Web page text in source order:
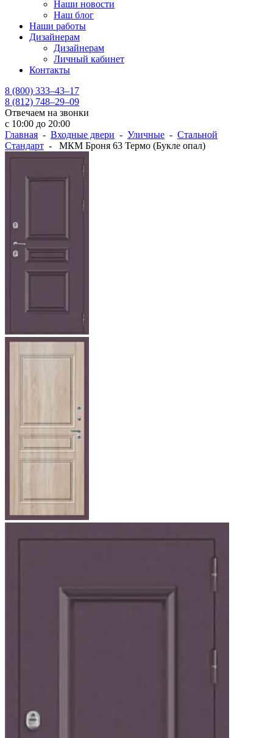
Наши новости
Наш блог
Наши работы
Дизайнерам
Дизайнерам
Личный кабинет
Контакты
8 (800) 333–43–17
8 (812) 748–29–09
Отвечаем на звонки
с 10:00 до 20:00
Главная - Входные двери - Уличные - Стальной
Стандарт - МКМ Броня 63 Термо (Букле опал)